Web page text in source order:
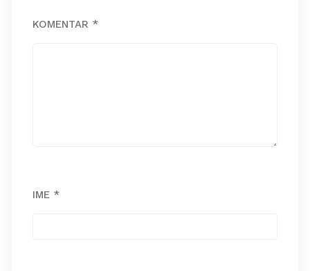
KOMENTAR *
IME *